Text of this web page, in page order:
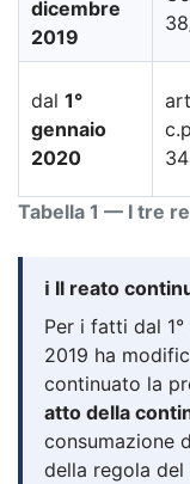
Tabella 1 — I tre
dicembre
2019
dal 1°
gennaio
2020
ℹ️ Il reato
Per i fatti dal
2019 ha
continuato la
atto della
consumazione
della regola